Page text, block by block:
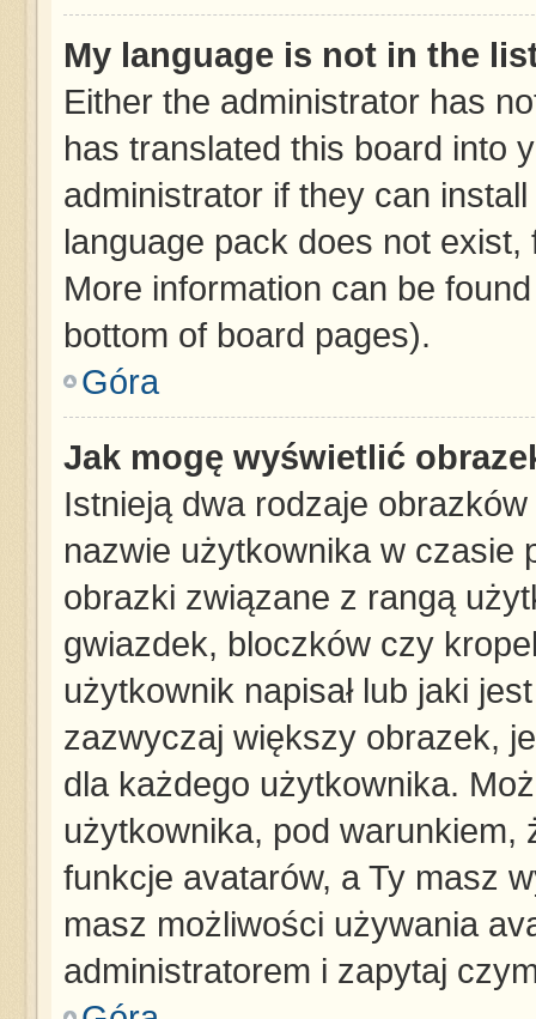
My language is not in the
Either the administrator has
has translated this board into
administrator if they can
language pack does not
More information can be
bottom of board pages).
Góra
Jak mogę wyświetlić
Istnieją dwa rodzaje
nazwie użytkownika w czasie
obrazki związane z rangą
gwiazdek, bloczków czy
użytkownik napisał lub jaki
zazwyczaj większy obrazek,
dla każdego użytkownika.
użytkownika, pod warunkiem,
funkcje avatarów, a Ty masz
masz możliwości używania
administratorem i zapytaj